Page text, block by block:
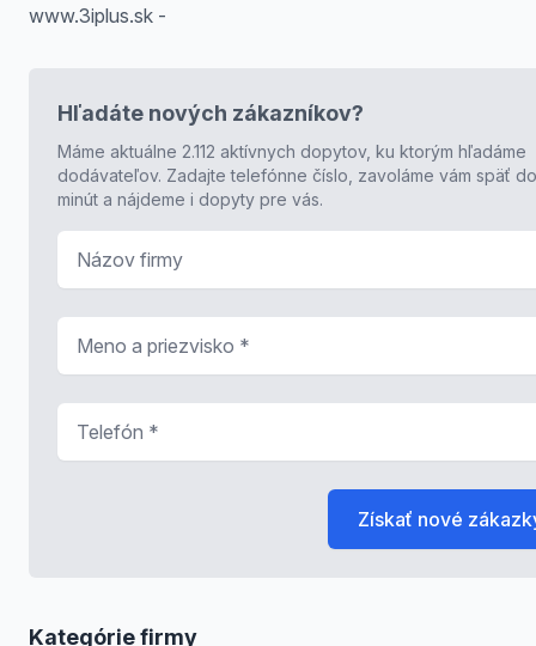
www.3iplus.sk -
Kategórie firmy
Hľadáte nových zákazníkov?
Máme aktuálne 2.112 aktívnych dopytov, ku ktorým hľadáme
dodávateľov. Zadajte telefónne číslo, zavoláme vám späť
minút a nájdeme i dopyty pre vás.
Získať nové